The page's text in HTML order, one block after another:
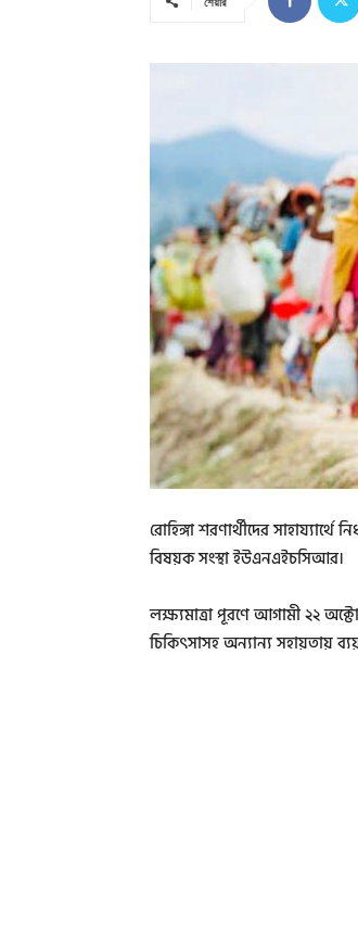
রোহিঙ্গা শরণার্থীদের
বিষয়ক সংস্থা ইউএনএইচসিআর।
লক্ষ্যমাত্রা পূরণে আগামী ২২
চিকিৎসাসহ অন্যান্য সহায়তায়